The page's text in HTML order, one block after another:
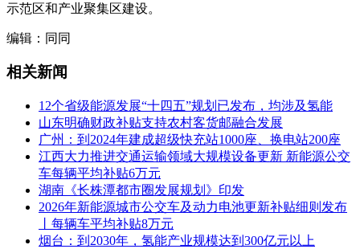
示范区和产业聚集区建设。
编辑：同同
相关新闻
12个省级能源发展“十四五”规划已发布，均涉及氢能
山东明确财政补贴支持农村客货邮融合发展
广州：到2024年建成超级快充站1000座、换电站200座
江西大力推进交通运输领域大规模设备更新 新能源公交
车每辆平均补贴6万元
湖南《长株潭都市圈发展规划》印发
2026年新能源城市公交车及动力电池更新补贴细则发布
丨每辆车平均补贴8万元
烟台：到2030年，氢能产业规模达到300亿元以上